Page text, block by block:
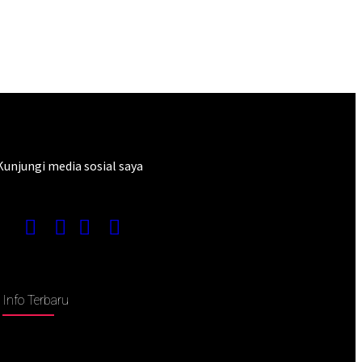
media sosial saya
Info Terbaru